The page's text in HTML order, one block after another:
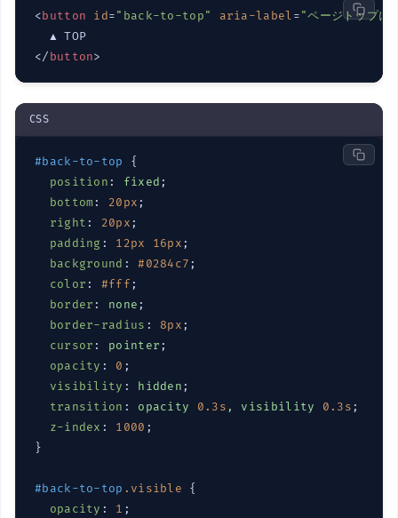
<button id="back-to-top" aria-label="ページトップに
</button>
CSS
#back-to-top
{
position : fixed ;
bottom : 20px ;
right : 20px ;
padding : 12px 16px ;
background : #0284c7 ;
color : #fff ;
border : none ;
border-radius : 8px ;
cursor : pointer ;
opacity : 0 ;
visibility : hidden ;
transition : opacity 0.3s , visibility 0.3s ;
z-index : 1000 ;
}
#back-to-top .visible {
opacity : 1 ;